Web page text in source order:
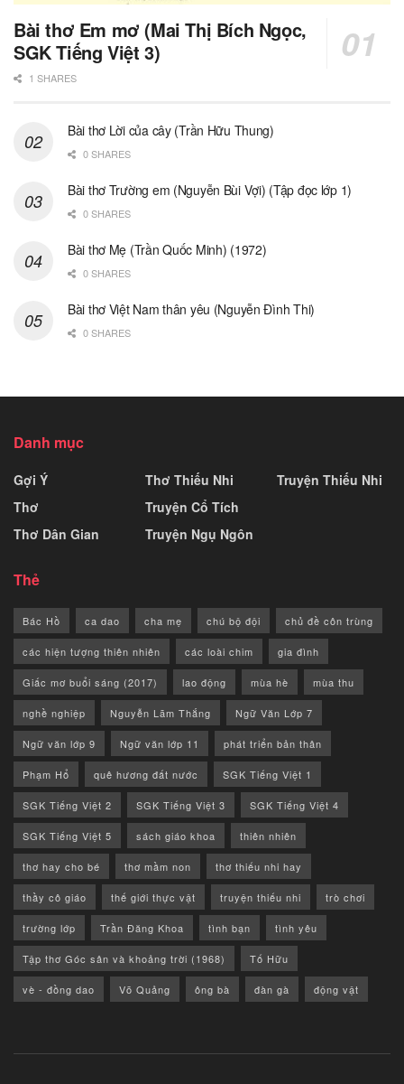
Bài thơ Em mơ (Mai Thị Bích Ngọc,
SGK Tiếng Việt 3)
1 SHARES
Bài thơ Lời của cây (Trần Hữu Thung)
0 SHARES
Bài thơ Trường em (Nguyễn Bùi Vợi) (Tập đọc lớp 1)
0 SHARES
Bài thơ Mẹ (Trần Quốc Minh) (1972)
0 SHARES
Bài thơ Việt Nam thân yêu (Nguyễn Đình Thi)
0 SHARES
Danh mục
Gợi Ý
Thơ
Thơ Dân Gian
Thơ Thiếu Nhi
Truyện Cổ Tích
Truyện Ngụ Ngôn
Truyện Thiếu Nhi
Thẻ
Bác Hồ ca dao cha mẹ chú bộ đội chủ đề côn trùng
các hiện tượng thiên nhiên các loài chim gia đình
Giấc mơ buổi sáng (2017) lao động mùa hè mùa thu
nghề nghiệp Nguyễn Lãm Thắng Ngữ Văn Lớp 7
Ngữ văn lớp 9 Ngữ văn lớp 11 phát triển bản thân
Phạm Hổ quê hương đất nước SGK Tiếng Việt 1
SGK Tiếng Việt 2 SGK Tiếng Việt 3 SGK Tiếng Việt 4
SGK Tiếng Việt 5 sách giáo khoa thiên nhiên
thơ hay cho bé thơ mầm non thơ thiếu nhi hay
thầy cô giáo thế giới thực vật truyện thiếu nhi trò chơi
trường lớp Trần Đăng Khoa tình bạn tình yêu
Tập thơ Góc sân và khoảng trời (1968) Tố Hữu
vè - đồng dao Võ Quảng ông bà đàn gà động vật